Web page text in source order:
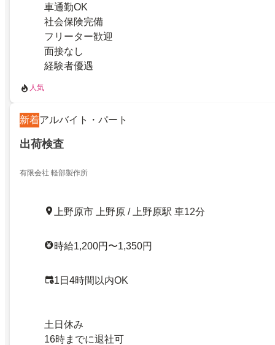
車通勤OK
社会保険完備
フリーター歓迎
面接なし
経験者優遇
人気
新着アルバイト・パート
出荷検査
有限会社 軽部製作所
上野原市 上野原 / 上野原駅 車12分
時給1,200円〜1,350円
1日4時間以内OK
土日休み
16時までに退社可